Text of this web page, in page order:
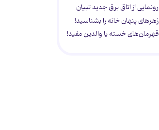
رونمایی از اتاق برق جدید تبیان
زهرهای پنهان خانه را بشناسید!
قهرمان‌های خسته یا والدین مفید!